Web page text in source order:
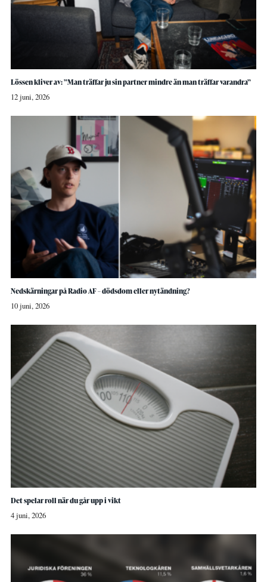
Lössen kliver av: ”Man träffar ju sin partner mindre än man träffar varandra”
12 juni, 2026
Nedskärningar på Radio AF – dödsdom eller nytändning?
10 juni, 2026
Det spelar roll när du går upp i vikt
4 juni, 2026